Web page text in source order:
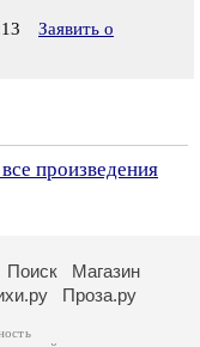
Заявить о
произведения
Поиск
Магазин
Проза.ру